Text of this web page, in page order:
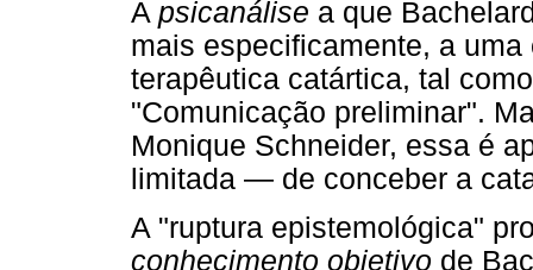
A psicanálise a que
mais especificamente, a
terapêutica catártica, tal
"Comunicação preliminar".
Monique Schneider, essa é
limitada — de conceber a
A "ruptura epistemológica"
conhecimento objetivo de